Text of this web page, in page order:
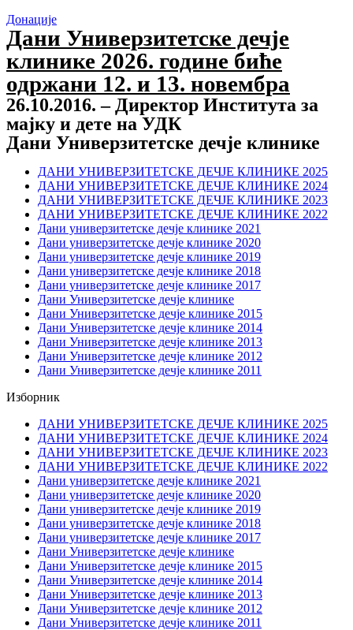
Донације
Дани Универзитетске дечје
клинике 2026. године биће
одржани 12. и 13. новембра
26.10.2016. – Директор Института за
мајку и дете на УДК
Дани Универзитетске дечје клинике
ДАНИ УНИВЕРЗИТЕТСКЕ ДЕЧЈЕ КЛИНИКЕ 2025
ДАНИ УНИВЕРЗИТЕТСКЕ ДЕЧЈЕ КЛИНИКЕ 2024
ДАНИ УНИВЕРЗИТЕТСКЕ ДЕЧЈЕ КЛИНИКЕ 2023
ДАНИ УНИВЕРЗИТЕТСКЕ ДЕЧЈЕ КЛИНИКЕ 2022
Дани универзитетске дечје клинике 2021
Дани универзитетске дечје клинике 2020
Дани универзитетске дечје клинике 2019
Дани универзитетске дечје клинике 2018
Дани универзитетске дечје клинике 2017
Дани Универзитетске дечје клинике
Дани Универзитетске дечје клинике 2015
Дани Универзитетске дечје клинике 2014
Дани Универзитетске дечје клинике 2013
Дани Универзитетске дечје клинике 2012
Дани Универзитетске дечје клинике 2011
Изборник
ДАНИ УНИВЕРЗИТЕТСКЕ ДЕЧЈЕ КЛИНИКЕ 2025
ДАНИ УНИВЕРЗИТЕТСКЕ ДЕЧЈЕ КЛИНИКЕ 2024
ДАНИ УНИВЕРЗИТЕТСКЕ ДЕЧЈЕ КЛИНИКЕ 2023
ДАНИ УНИВЕРЗИТЕТСКЕ ДЕЧЈЕ КЛИНИКЕ 2022
Дани универзитетске дечје клинике 2021
Дани универзитетске дечје клинике 2020
Дани универзитетске дечје клинике 2019
Дани универзитетске дечје клинике 2018
Дани универзитетске дечје клинике 2017
Дани Универзитетске дечје клинике
Дани Универзитетске дечје клинике 2015
Дани Универзитетске дечје клинике 2014
Дани Универзитетске дечје клинике 2013
Дани Универзитетске дечје клинике 2012
Дани Универзитетске дечје клинике 2011